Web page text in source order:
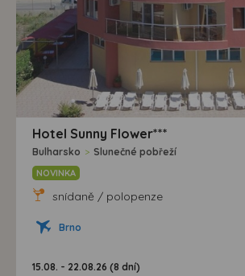
Hotel Sunny Flower***
Bulharsko > Slunečné pobřeží
NOVINKA
snídaně / polopenze
Brno
15.08. - 22.08.26 (8 dní)